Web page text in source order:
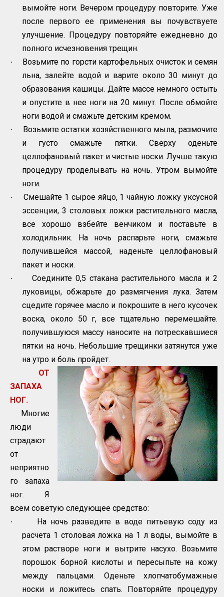
вымойте ноги. Вечером процедуру повторите. Уже
после первого ее применения вы почувствуете
улучшение. Процедуру повторяйте ежедневно до
полного исчезновения трещин.
·
Возьмите по горсти картофельных очисток и семян
льна, залейте водой и варите около 30 минут до
образования кашицы. Дайте массе немного остыть
и опустите в нее ноги на 20 минут. После обмойте
ноги водой и смажьте детским кремом.
·
Возьмите остатки хозяйственного мыла, размочите
и густо смажьте пятки. Сверху оденьте
целлофановый пакет и чистые носки. Лучше такую
процедуру проделывать на ночь. Утром вымойте
ноги.
·
Смешайте 1 сырое яйцо, 1 чайную ложку уксусной
эссенции, 3 столовых ложки растительного масла,
все хорошо взбейте венчиком и поставьте в
холодильник. На ночь распарьте ноги, смажьте
получившейся массой, наденьте целлофановый
пакет и носки.
·
Соедините 0,5 стакана растительного масла и 2
луковицы, обжарьте до размягчения лука. Затем
сцедите горячее масло и покрошите в него кусочек
воска, около 50 г, все тщательно перемешайте.
получившуюся массу наносите на потрескавшиеся
пятки на ночь. Небольшие трещинки затянутся уже
на утро и боль пройдет.
ОТ
ЗАПАХА
НОГ.
Многие
люди
страдают
от
неприятно
го запаха
ног. Я
всем советую следующее средство:
·
На ночь разведите в воде питьевую соду из
расчета 1 столовая ложка на 1 л воды, вымойте в
этом растворе ноги и вытрите насухо. Возьмите
порошок борной кислоты и пересыпьте на кожу
между пальцами. Оденьте хлопчатобумажные
носки и ложитесь спать. Повторяйте процедуру